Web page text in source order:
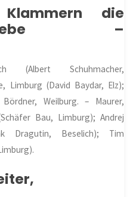
die
–
(Albert Schuhmacher,
Limburg (David Baydar, Elz);
Weilburg. – Maurer,
Bau, Limburg); Andrej
Dragutin, Beselich); Tim